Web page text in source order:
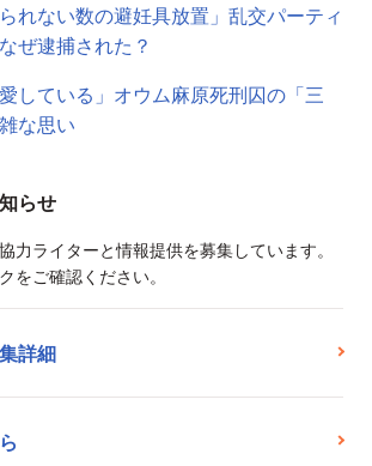
れない数の避妊具放置」乱交パーティ
ぜ逮捕された？
している」オウム麻原死刑囚の「三
な思い
らせ
力ライターと情報提供を募集しています。
をご確認ください。
詳細